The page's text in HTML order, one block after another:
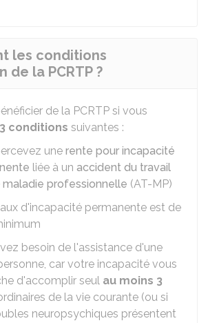
les conditions
la PCRTP ?
de la PCRTP si vous
3 conditions suivantes :
une rente pour incapacité
liée à un accident du travail
maladie professionnelle (AT-MP)
d'incapacité permanente est de
besoin de l'assistance d'une
car votre incapacité vous
d'accomplir seul au moins 3
de la vie courante (ou si
neuropsychiques présentent